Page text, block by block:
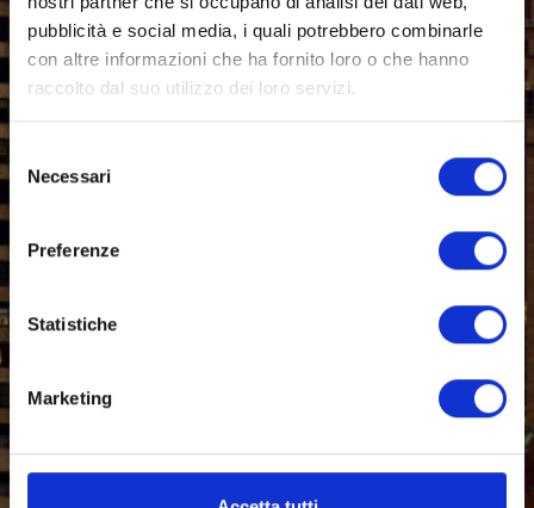
pubblicità e social media, i quali potrebbero combinarle
con altre informazioni che ha fornito loro o che hanno
raccolto dal suo utilizzo dei loro servizi.
del
consenso
Necessari
Preferenze
Statistiche
Marketing